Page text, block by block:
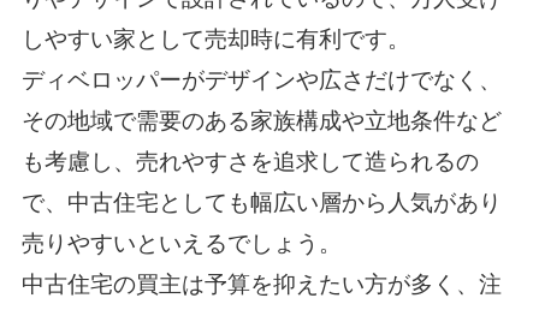
しやすい家として売却時に有利です。
ディベロッパーがデザインや広さだけでなく、
その地域で需要のある家族構成や立地条件など
も考慮し、売れやすさを追求して造られるの
で、中古住宅としても幅広い層から人気があり
売りやすいといえるでしょう。
中古住宅の買主は予算を抑えたい方が多く、注